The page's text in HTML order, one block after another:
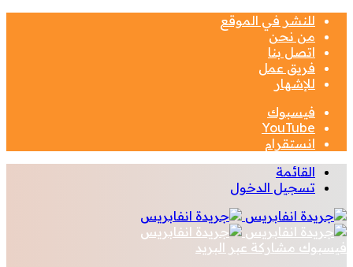
للنشر في الموقع
من نحن
اتصل بنا
فريق عمل
للإشهار
فيسبوك
‫YouTube
انستقرام
القائمة
تسجيل الدخول
فيسبوك مشاركة عبر البريد